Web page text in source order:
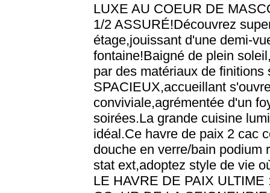
LUXE AU COEUR DE
1/2 ASSURÉ!Découvrez
étage,jouissant d'une demi-
fontaine!Baigné de plein
par des matériaux de finitions
SPACIEUX,accueillant
conviviale,agrémentée d'un
soirées.La grande cuisine
idéal.Ce havre de paix 2 cac
douche en verre/bain podium
stat ext,adoptez style de vie
LE HAVRE DE PAIX